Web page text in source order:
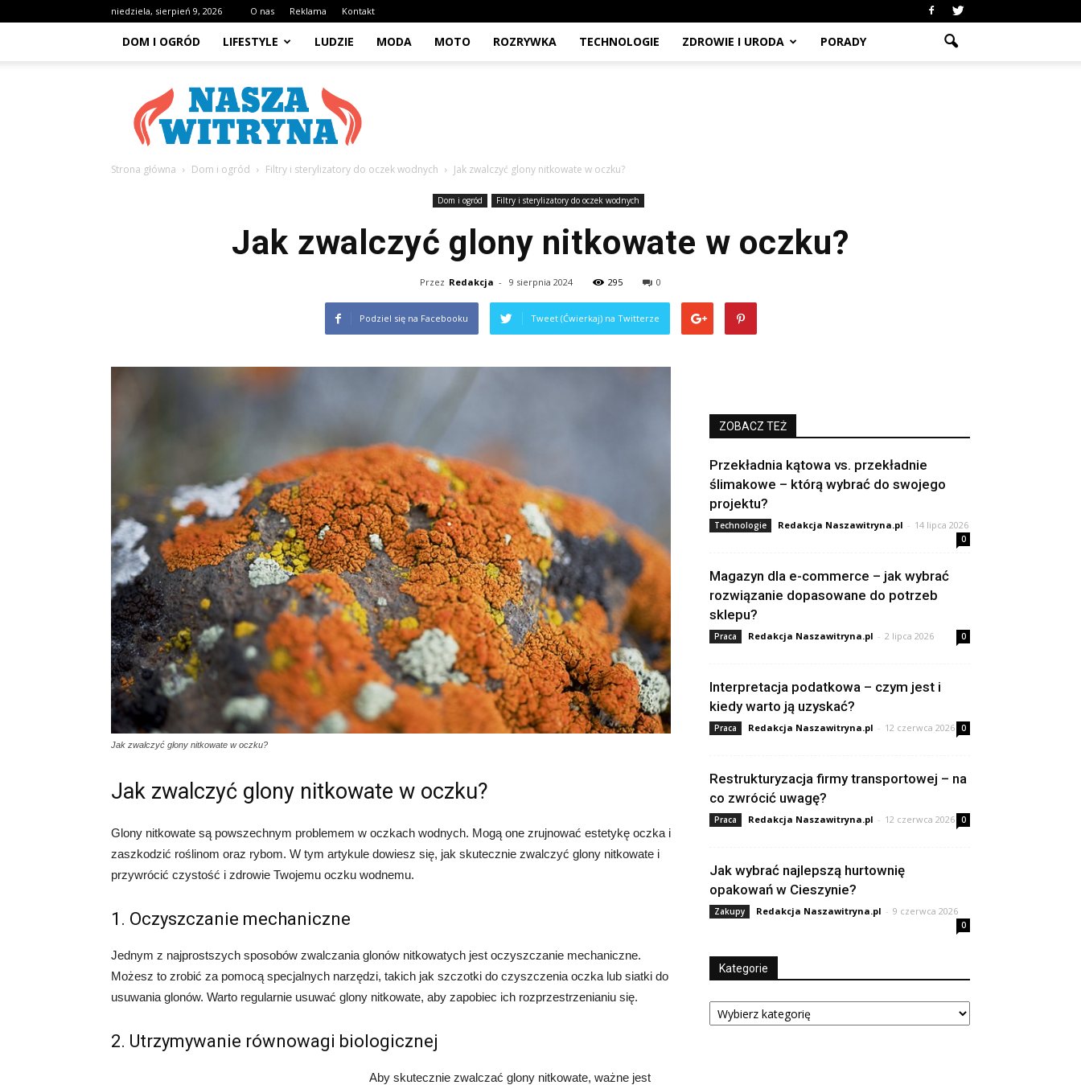
niedziela, sierpień 9, 2026 O nas Reklama Kontakt
DOM I OGRÓD LIFESTYLE LUDZIE MODA MOTO ROZRYWKA TECHNOLOGIE ZDROWIE I URODA PORADY
NaszaWitryna.pl
Strona główna Dom i ogród Filtry i sterylizatory do oczek wodnych Jak zwalczyć glony nitkowate w oczku?
Dom i ogród Filtry i sterylizatory do oczek wodnych
Jak zwalczyć glony nitkowate w oczku?
Przez Redakcja - 9 sierpnia 2024 295 0
Podziel się na Facebooku Tweet (Ćwierkaj) na Twitterze
Jak zwalczyć glony nitkowate w oczku?
Jak zwalczyć glony nitkowate w oczku?
Glony nitkowate są powszechnym problemem w oczkach wodnych. Mogą one zrujnować estetykę oczka i
zaszkodzić roślinom oraz rybom. W tym artykule dowiesz się, jak skutecznie zwalczyć glony nitkowate i
przywrócić czystość i zdrowie Twojemu oczku wodnemu.
1. Oczyszczanie mechaniczne
Jednym z najprostszych sposobów zwalczania glonów nitkowatych jest oczyszczanie mechaniczne.
Możesz to zrobić za pomocą specjalnych narzędzi, takich jak szczotki do czyszczenia oczka lub siatki do
usuwania glonów. Warto regularnie usuwać glony nitkowate, aby zapobiec ich rozprzestrzenianiu się.
2. Utrzymywanie równowagi biologicznej
Aby skutecznie zwalczać glony nitkowate, ważne jest
ZOBACZ TEŻ
Przekładnia kątowa vs. przekładnie
ślimakowe – którą wybrać do swojego
projektu?
Technologie Redakcja Naszawitryna.pl - 14 lipca 2026
0
Magazyn dla e-commerce – jak wybrać
rozwiązanie dopasowane do potrzeb
sklepu?
Praca Redakcja Naszawitryna.pl - 2 lipca 2026 0
Interpretacja podatkowa – czym jest i
kiedy warto ją uzyskać?
Praca Redakcja Naszawitryna.pl - 12 czerwca 2026 0
Restrukturyzacja firmy transportowej – na
co zwrócić uwagę?
Praca Redakcja Naszawitryna.pl - 12 czerwca 2026 0
Jak wybrać najlepszą hurtownię
opakowań w Cieszynie?
Zakupy Redakcja Naszawitryna.pl - 9 czerwca 2026
0
Kategorie
Kategorie